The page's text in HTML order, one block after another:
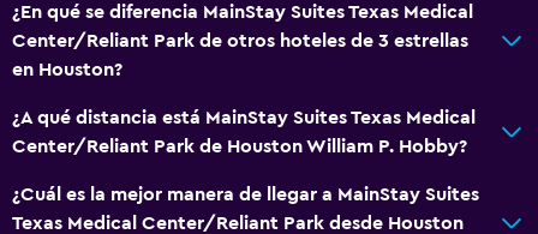
¿En qué se diferencia MainStay Suites Texas Medical
Center/Reliant Park de otros hoteles de 3 estrellas
en Houston?
¿A qué distancia está MainStay Suites Texas Medical
Center/Reliant Park de Houston William P. Hobby?
¿Cuál es la mejor manera de llegar a MainStay Suites
Texas Medical Center/Reliant Park desde Houston